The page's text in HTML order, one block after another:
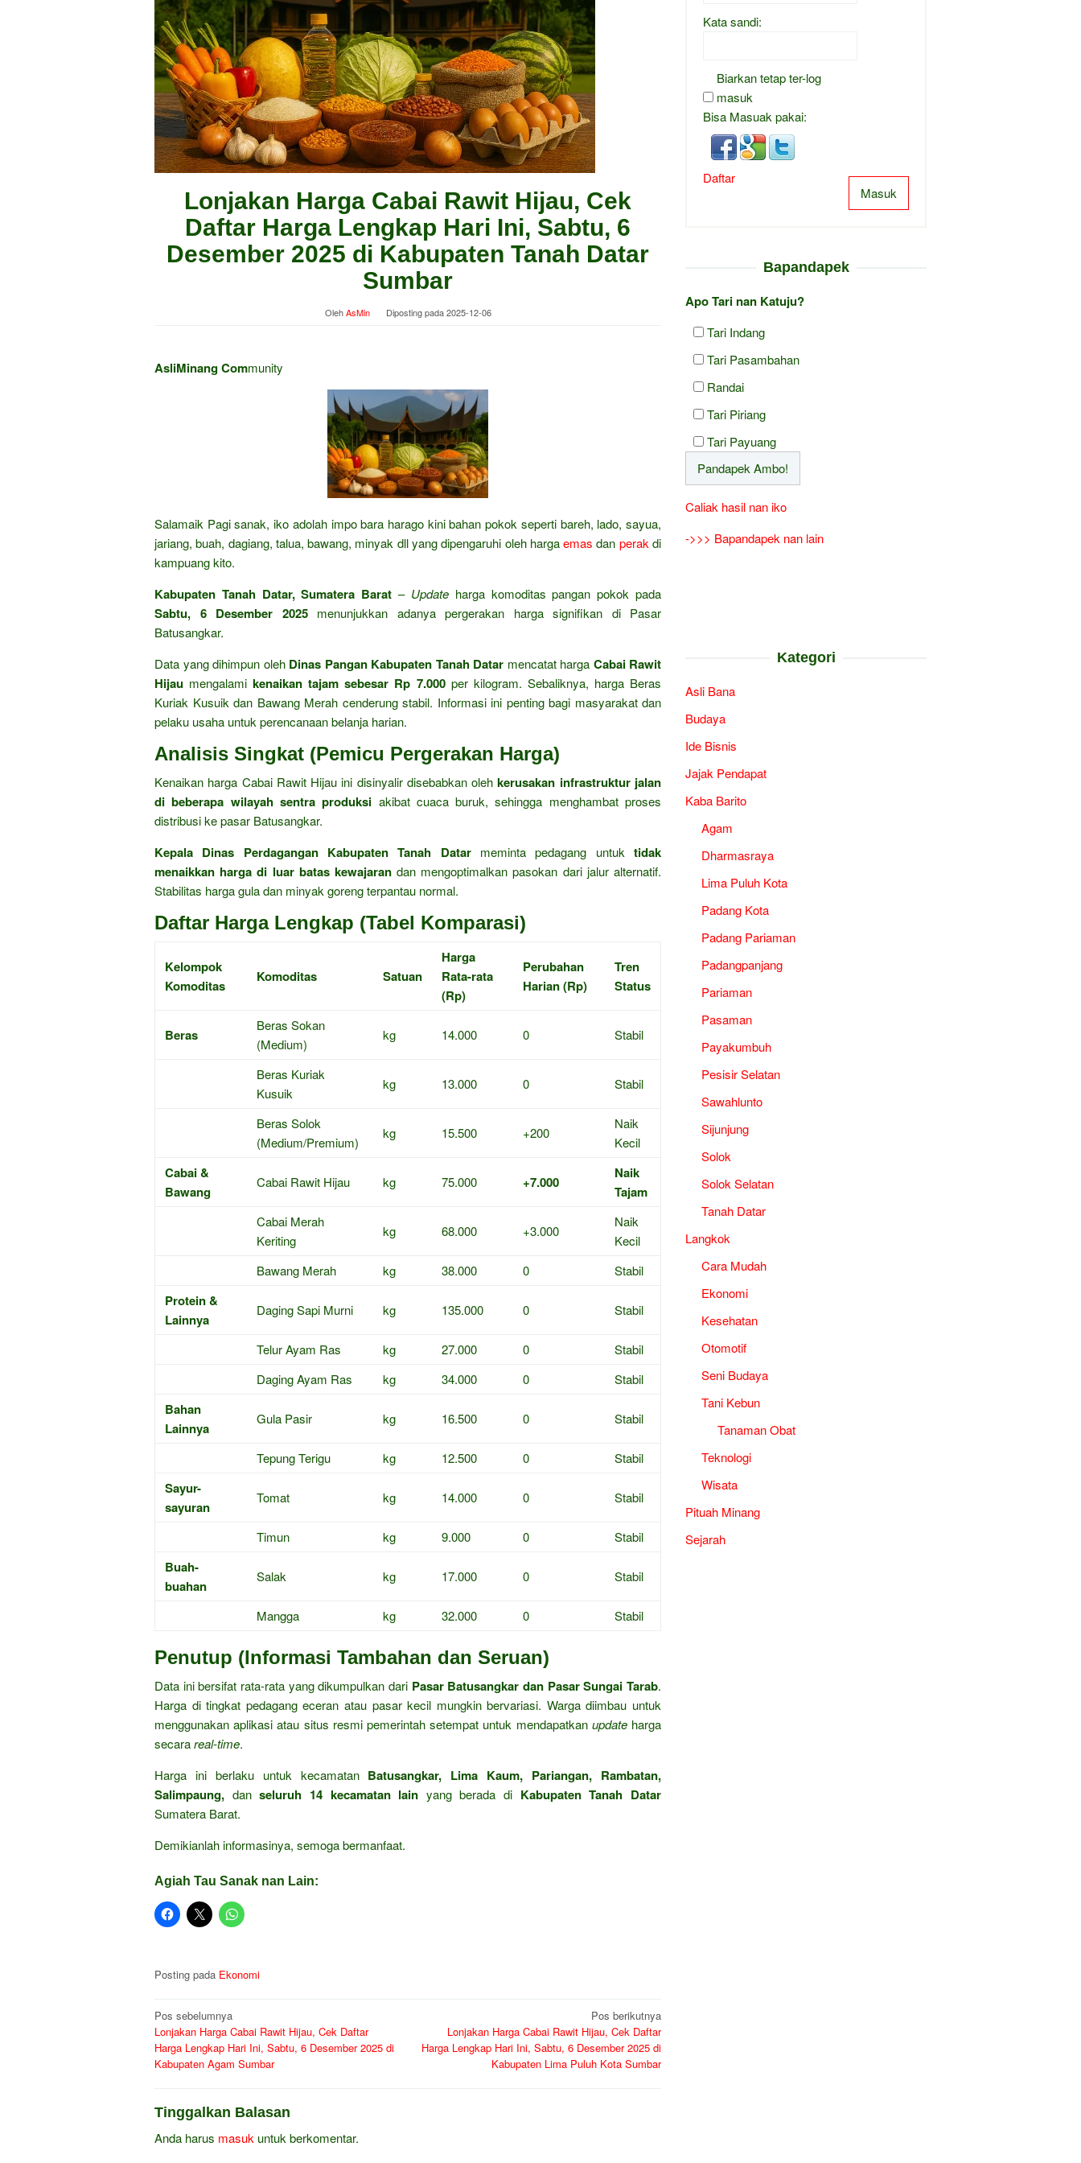
Lonjakan Harga Cabai Rawit Hijau, Cek
Daftar Harga Lengkap Hari Ini, Sabtu, 6
Desember 2025 di Kabupaten Tanah Datar
Sumbar
OlehAsMin Diposting pada2025-12-06
AsliMinang Community
Salamaik Pagi sanak, iko adolah impo bara harago kini bahan pokok seperti bareh, lado, sayua,
jariang, buah, dagiang, talua, bawang, minyak dll yang dipengaruhi oleh hargaemas dan perak di
kampuang kito.
Kabupaten Tanah Datar, Sumatera Barat – Updateharga komoditas pangan pokok pada
Sabtu, 6 Desember 2025menunjukkan adanya pergerakan harga signifikan di Pasar
Batusangkar.
Data yang dihimpun oleh Dinas Pangan Kabupaten Tanah Datar mencatat harga Cabai Rawit
Hijau mengalamikenaikan tajam sebesar Rp 7.000per kilogram. Sebaliknya, harga Beras
Kuriak Kusuik dan Bawang Merah cenderung stabil. Informasi ini penting bagi masyarakat dan
pelaku usaha untuk perencanaan belanja harian.
Analisis Singkat (Pemicu Pergerakan Harga)
Kenaikan harga Cabai Rawit Hijau ini disinyalir disebabkan olehkerusakan infrastruktur jalan
di beberapa wilayah sentra produksi akibat cuaca buruk, sehingga menghambat proses
distribusi ke pasar Batusangkar.
Kepala Dinas Perdagangan Kabupaten Tanah Datarmeminta pedagang untuktidak
menaikkan harga di luar batas kewajarandan mengoptimalkan pasokan dari jalur alternatif.
Stabilitas harga gula dan minyak goreng terpantau normal.
Daftar Harga Lengkap (Tabel Komparasi)
Kelompok
Komoditas
Komoditas Satuan
Harga
Rata-rata
(Rp)
Perubahan
Harian (Rp)
Tren
Status
Beras
Beras Sokan
(Medium)
kg 14.000 0 Stabil
Beras Kuriak
Kusuik
kg 13.000 0 Stabil
Beras Solok
(Medium/Premium)
kg 15.500 +200
Naik
Kecil
Cabai &
Bawang
Cabai Rawit Hijau kg 75.000 +7.000
Naik
Tajam
Cabai Merah
Keriting
kg 68.000 +3.000
Naik
Kecil
Bawang Merah
kg 38.000 0 Stabil
Protein &
Lainnya
Daging Sapi Murni kg 135.000 0 Stabil
Telur Ayam Ras kg 27.000 0
Stabil
Daging Ayam Ras
kg 34.000 0 Stabil
Bahan
Lainnya
Gula Pasir kg 16.500 0 Stabil
Tepung Terigu kg 12.500 0 Stabil
Sayur-
sayuran
Tomat kg 14.000 0 Stabil
Timun kg 9.000 0 Stabil
Buah-
buahan
Salak kg 17.000 0 Stabil
Mangga kg 32.000 0 Stabil
Penutup (Informasi Tambahan dan Seruan)
Data ini bersifat rata-rata yang dikumpulkan dari Pasar Batusangkar dan Pasar Sungai Tarab.
Harga di tingkat pedagang eceran atau pasar kecil mungkin bervariasi. Warga diimbau untuk
menggunakan aplikasi atau situs resmi pemerintah setempat untuk mendapatkan updateharga
secarareal-time.
Harga ini berlaku untuk kecamatan Batusangkar, Lima Kaum, Pariangan, Rambatan,
Salimpaung, danseluruh 14 kecamatan lain yang berada di Kabupaten Tanah Datar
Sumatera Barat.
Demikianlah informasinya, semoga bermanfaat.
Agiah Tau Sanak nan Lain:
Posting pada Ekonomi
Navigasi
pos
Pos sebelumnya
Lonjakan Harga Cabai Rawit Hijau, Cek Daftar
Harga Lengkap Hari Ini, Sabtu, 6 Desember 2025 di
Kabupaten Agam Sumbar
Pos berikutnya
Lonjakan Harga Cabai Rawit Hijau, Cek Daftar
Harga Lengkap Hari Ini, Sabtu, 6 Desember 2025 di
Kabupaten Lima Puluh Kota Sumbar
Tinggalkan Balasan
Anda harus masuk untuk berkomentar.
Kata sandi:
Biarkan tetap ter-log
masuk
Bisa Masuak pakai:
Masuk
Daftar
Bapandapek
Apo Tari nan Katuju?
Tari Indang
Tari Pasambahan
Randai
Tari Piriang
Tari Payuang
Caliak hasil nan iko
->>> Bapandapek nan lain
Kategori
Asli Bana
Budaya
Ide Bisnis
Jajak Pendapat
Kaba Barito
Agam
Dharmasraya
Lima Puluh Kota
Padang Kota
Padang Pariaman
Padangpanjang
Pariaman
Pasaman
Payakumbuh
Pesisir Selatan
Sawahlunto
Sijunjung
Solok
Solok Selatan
Tanah Datar
Langkok
Cara Mudah
Ekonomi
Kesehatan
Otomotif
Seni Budaya
Tani Kebun
Tanaman Obat
Teknologi
Wisata
Pituah Minang
Sejarah